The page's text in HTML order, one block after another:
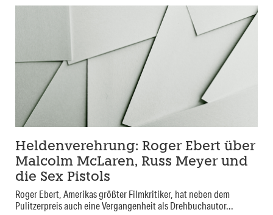
Heldenverehrung: Roger Ebert über
Malcolm McLaren, Russ Meyer und
die Sex Pistols
Roger Ebert, Amerikas größter Filmkritiker, hat neben dem
Pulitzerpreis auch eine Vergangenheit als Drehbuchautor...